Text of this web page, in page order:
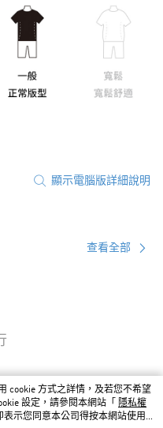
顯示電腦版詳細說明
查看全部
cookie 方式之詳情，及若您不希望
設定，請參閱本網站「
隱私權
示您同意本公司得按本網站使用條